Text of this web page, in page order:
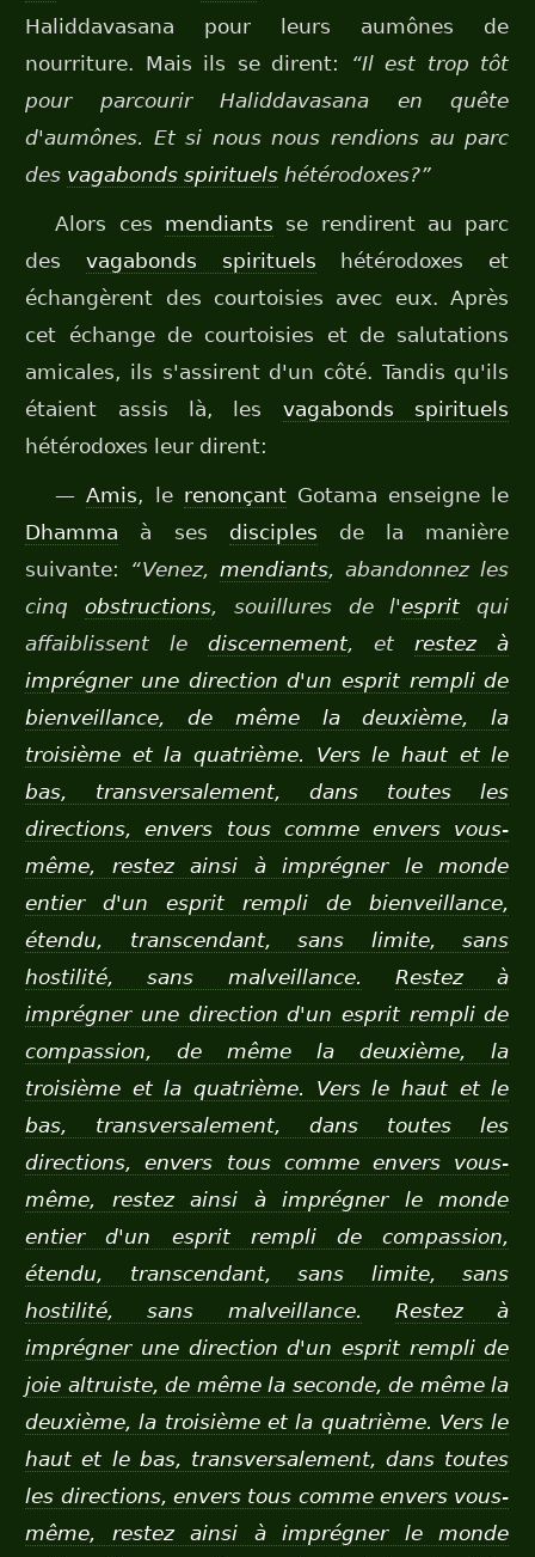
Haliddavasana pour leurs aumônes de
nourriture. Mais ils se dirent:
“Il est trop tôt
pour parcourir Haliddavasana en quête
d'aumônes. Et si nous nous rendions au parc
des vagabonds spirituels hétérodoxes?”
Alors ces mendiants se rendirent au parc
des vagabonds spirituels hétérodoxes et
échangèrent des courtoisies avec eux. Après
cet échange de courtoisies et de salutations
amicales, ils s'assirent d'un côté. Tandis qu'ils
étaient assis là, les vagabonds spirituels
hétérodoxes leur dirent:
—Amis, le renonçantGotama enseigne le
Dhamma à ses disciples de la manière
suivante: “Venez,mendiants, abandonnez les
cinqobstructions, souillures de l'esprit qui
affaiblissent lediscernement, etrestez à
imprégner une direction d'un esprit rempli de
bienveillance, de même la deuxième, la
troisième et la quatrième. Vers le haut et le
bas, transversalement, dans toutes les
directions, envers tous comme envers vous-
même, restez ainsi à imprégner le monde
entier d'un esprit rempli de bienveillance,
étendu, transcendant, sans limite, sans
hostilité, sans malveillance.
Restez à
imprégner une direction d'un esprit rempli de
compassion, de même la deuxième, la
troisième et la quatrième. Vers le haut et le
bas, transversalement, dans toutes les
directions, envers tous comme envers vous-
même, restez ainsi à imprégner le monde
entier d'un esprit rempli de compassion,
étendu, transcendant, sans limite, sans
hostilité, sans malveillance.
Restez à
imprégner une direction d'un esprit rempli de
joie altruiste, de même la seconde, de même la
deuxième, la troisième et la quatrième. Vers le
haut et le bas, transversalement, dans toutes
les directions, envers tous comme envers vous-
même, restez ainsi à imprégner le monde